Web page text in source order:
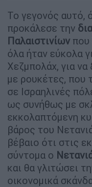
Το γεγονός αυτό,
προκάλεσε την
Παλαιστινίων που
όλα ήταν εύκολα
Χεζμπολάχ, για να
με ρουκέτες, που
σε Ισραηλινές
ως συνήθως με
εκκολαπτόμενη
βάρος του
βέβαιο ότι στις
σύντομα ο
και θα γλιτώσει
οικονομικά